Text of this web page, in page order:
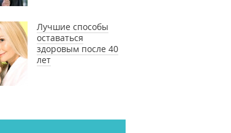
Лучшие способы
оставаться
здоровым после 40
лет